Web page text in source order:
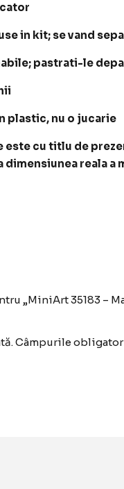
in kit; se vand
pastrati-le
plastic, nu o jucarie
este cu titlu de
dimensiunea reala a
„MiniArt 35183 –
Câmpurile